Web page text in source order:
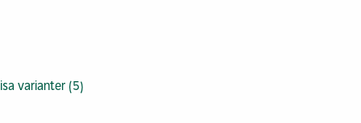
varianter (5)